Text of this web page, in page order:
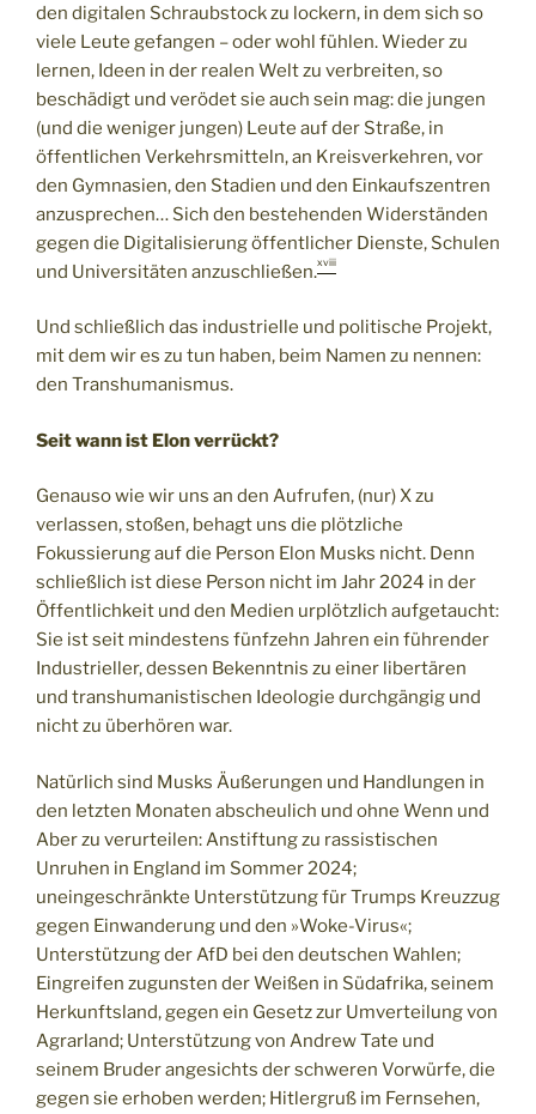
den digitalen Schraubstock zu lockern, in dem sich so
viele Leute gefangen – oder wohl fühlen. Wieder zu
lernen, Ideen in der realen Welt zu verbreiten, so
beschädigt und verödet sie auch sein mag: die jungen
(und die weniger jungen) Leute auf der Straße, in
öffentlichen Verkehrsmitteln, an Kreisverkehren, vor
den Gymnasien, den Stadien und den Einkaufszentren
anzusprechen… Sich den bestehenden Widerständen
gegen die Digitalisierung öffentlicher Dienste, Schulen
und Universitäten anzuschließen.xviii
Und schließlich das industrielle und politische Projekt,
mit dem wir es zu tun haben, beim Namen zu nennen:
den Transhumanismus.
Seit wann ist Elon verrückt?
Genauso wie wir uns an den Aufrufen, (nur) X zu
verlassen, stoßen, behagt uns die plötzliche
Fokussierung auf die Person Elon Musks nicht. Denn
schließlich ist diese Person nicht im Jahr 2024 in der
Öffentlichkeit und den Medien urplötzlich aufgetaucht:
Sie ist seit mindestens fünfzehn Jahren ein führender
Industrieller, dessen Bekenntnis zu einer libertären
und transhumanistischen Ideologie durchgängig und
nicht zu überhören war.
Natürlich sind Musks Äußerungen und Handlungen in
den letzten Monaten abscheulich und ohne Wenn und
Aber zu verurteilen: Anstiftung zu rassistischen
Unruhen in England im Sommer 2024;
uneingeschränkte Unterstützung für Trumps Kreuzzug
gegen Einwanderung und den »Woke-Virus«;
Unterstützung der AfD bei den deutschen Wahlen;
Eingreifen zugunsten der Weißen in Südafrika, seinem
Herkunftsland, gegen ein Gesetz zur Umverteilung von
Agrarland; Unterstützung von Andrew Tate und
seinem Bruder angesichts der schweren Vorwürfe, die
gegen sie erhoben werden; Hitlergruß im Fernsehen,